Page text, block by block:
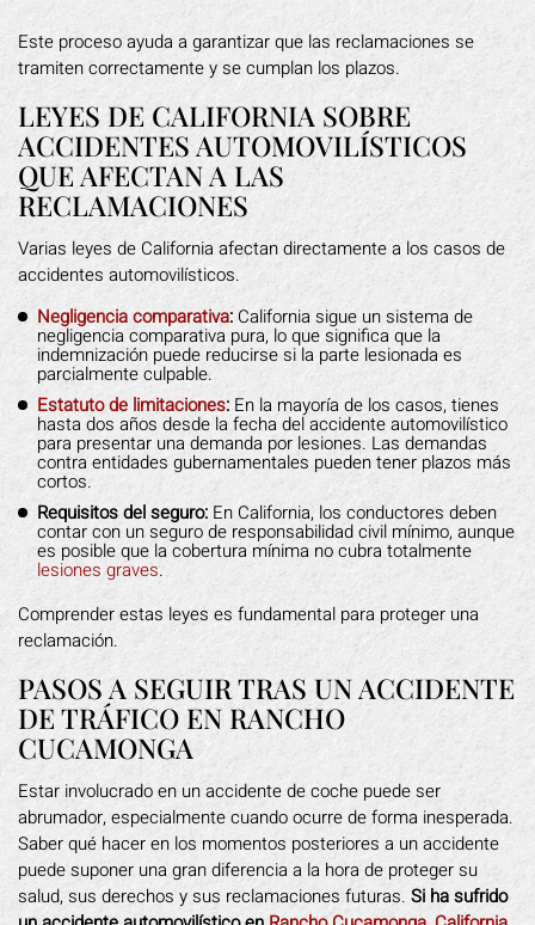
Este proceso ayuda a garantizar que las reclamaciones se
tramiten correctamente y se cumplan los plazos.
LEYES DE CALIFORNIA SOBRE
ACCIDENTES AUTOMOVILÍSTICOS
QUE AFECTAN A LAS
RECLAMACIONES
Varias leyes de California afectan directamente a los casos de
accidentes automovilísticos.
Negligencia comparativa: California sigue un sistema de
negligencia comparativa pura, lo que significa que la
indemnización puede reducirse si la parte lesionada es
parcialmente culpable.
Estatuto de limitaciones: En la mayoría de los casos, tienes
hasta dos años desde la fecha del accidente automovilístico
para presentar una demanda por lesiones. Las demandas
contra entidades gubernamentales pueden tener plazos más
cortos.
Requisitos del seguro: En California, los conductores deben
contar con un seguro de responsabilidad civil mínimo, aunque
es posible que la cobertura mínima no cubra totalmente
lesiones graves.
Comprender estas leyes es fundamental para proteger una
reclamación.
PASOS A SEGUIR TRAS UN ACCIDENTE
DE TRÁFICO EN RANCHO
CUCAMONGA
Estar involucrado en un accidente de coche puede ser
abrumador, especialmente cuando ocurre de forma inesperada.
Saber qué hacer en los momentos posteriores a un accidente
puede suponer una gran diferencia a la hora de proteger su
salud, sus derechos y sus reclamaciones futuras. Si ha sufrido